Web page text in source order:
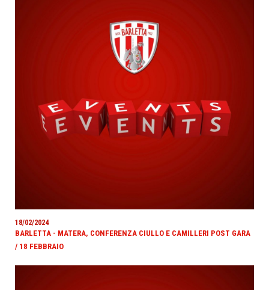
18/02/2024
BARLETTA - MATERA, CONFERENZA CIULLO E CAMILLERI POST GARA
/ 18 FEBBRAIO